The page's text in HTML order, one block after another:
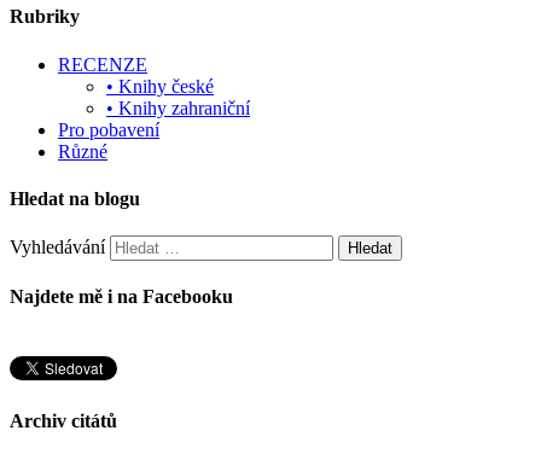
Rubriky
RECENZE
• Knihy české
• Knihy zahraniční
Pro pobavení
Různé
Hledat na blogu
Vyhledávání
Najdete mě i na Facebooku
Archiv citátů